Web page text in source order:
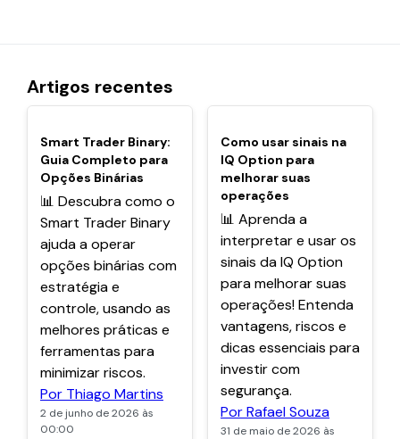
Artigos recentes
POPULARES
Smart Trader Binary:
Guia Completo para
Opções Binárias
📊 Descubra como o
Smart Trader Binary
ajuda a operar
opções binárias com
estratégia e
controle, usando as
melhores práticas e
ferramentas para
minimizar riscos.
Por Thiago Martins
2 de junho de 2026 às
00:00
POPULARES
Como usar sinais na
IQ Option para
melhorar suas
operações
📊 Aprenda a
interpretar e usar os
sinais da IQ Option
para melhorar suas
operações! Entenda
vantagens, riscos e
dicas essenciais para
investir com
segurança.
Por Rafael Souza
31 de maio de 2026 às